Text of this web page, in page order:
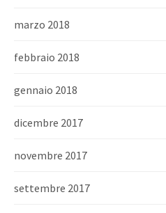
marzo 2018
febbraio 2018
gennaio 2018
dicembre 2017
novembre 2017
settembre 2017